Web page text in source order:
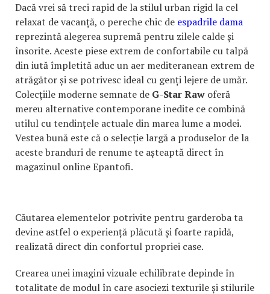
Dacă vrei să treci rapid de la stilul urban rigid la cel
relaxat de vacanță, o pereche chic de espadrile dama
reprezintă alegerea supremă pentru zilele calde și
însorite. Aceste piese extrem de confortabile cu talpă
din iută împletită aduc un aer mediteranean extrem de
atrăgător și se potrivesc ideal cu genți lejere de umăr.
Colecțiile moderne semnate de G-Star Raw oferă
mereu alternative contemporane inedite ce combină
utilul cu tendințele actuale din marea lume a modei.
Vestea bună este că o selecție largă a produselor de la
aceste branduri de renume te așteaptă direct în
magazinul online Epantofi.
Căutarea elementelor potrivite pentru garderoba ta
devine astfel o experiență plăcută și foarte rapidă,
realizată direct din confortul propriei case.
Crearea unei imagini vizuale echilibrate depinde în
totalitate de modul în care asociezi texturile și stilurile